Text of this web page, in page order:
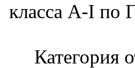
класса А-I по
Категория